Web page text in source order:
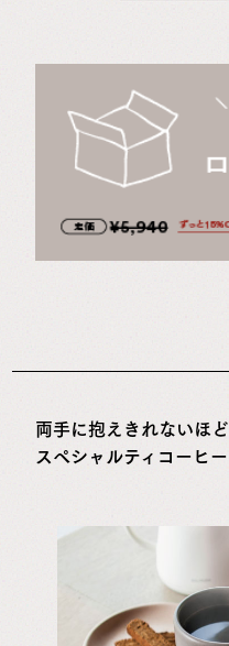
両手に抱えきれないほ
スペシャルティコーヒ